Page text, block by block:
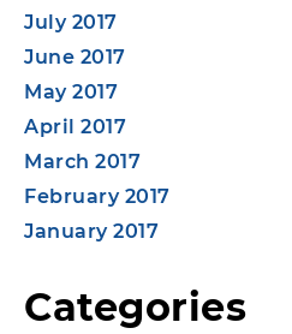
July 2017
June 2017
May 2017
April 2017
March 2017
February 2017
January 2017
Categories